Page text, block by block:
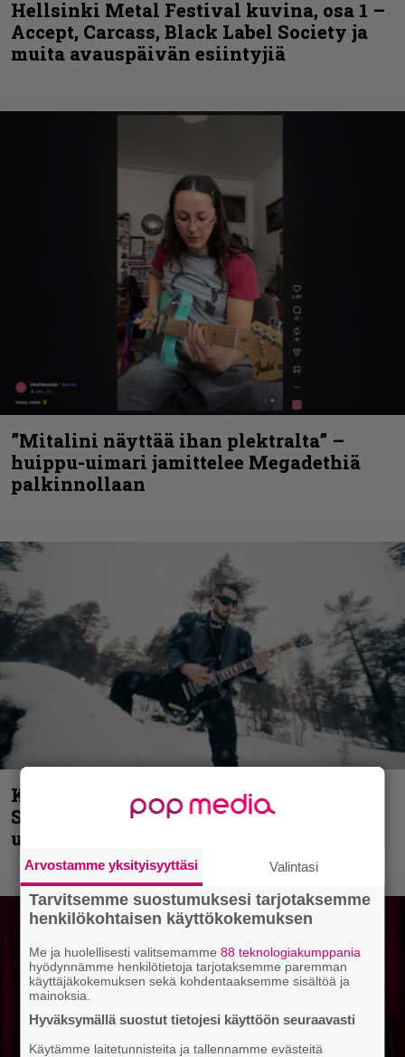
Hellsinki Metal Festival kuvina, osa 1 –
Accept, Carcass, Black Label Society ja
muita avauspäivän esiintyjiä
”Mitalini näyttää ihan plektralta” –
huippu-uimari jamittelee Megadethiä
palkinnollaan
Kunnianosoitus hyiselle Pohjolalle –
Shining hyppäsi keskelle kinoksia
uudella videollaan
Arvostamme yksityisyyttäsi Valintasi
Tarvitsemme suostumuksesi tarjotaksemme
henkilökohtaisen käyttökokemuksen
Me ja huolellisesti valitsemamme88 teknologiakumppania
hyödynnämme henkilötietoja tarjotaksemme paremman
käyttäjäkokemuksen sekä kohdentaaksemme sisältöä ja
mainoksia.
Hyväksymällä suostut tietojesi käyttöön seuraavasti
Käytämme laitetunnisteita ja tallennamme evästeitä